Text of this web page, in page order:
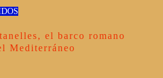
el barco romano
Mediterráneo